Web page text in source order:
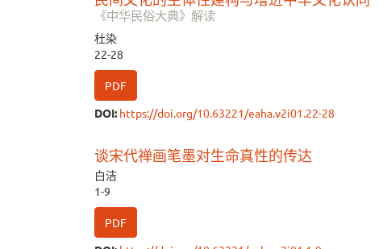
《中华民俗大典》解读
杜染
22-28
PDF
DOI: https://doi.org/10.63221/eaha.v2i01.22-28
谈宋代禅画笔墨对生命真性的传达
白洁
1-9
PDF